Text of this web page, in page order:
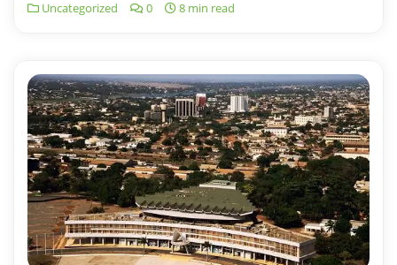
Uncategorized 0 8 min read